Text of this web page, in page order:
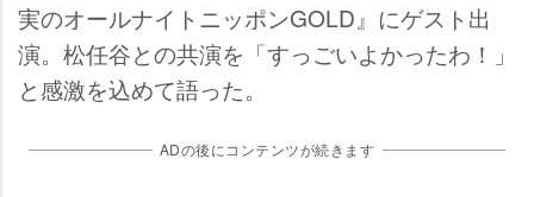
実のオールナイトニッポンGOLD』にゲスト出
演。松任谷との共演を「すっごいよかったわ！」
と感激を込めて語った。
ADの後にコンテンツが続きます